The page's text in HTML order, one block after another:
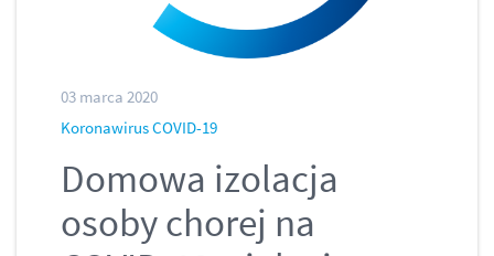
03 marca 2020
Koronawirus COVID-19
Domowa izolacja
osoby chorej na